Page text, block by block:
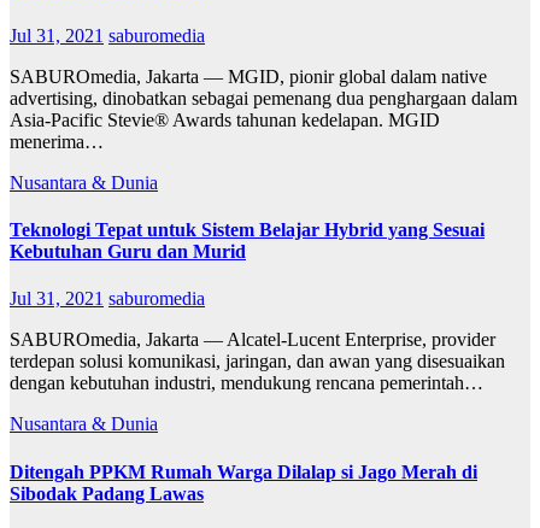
Jul 31, 2021 saburomedia
SABUROmedia, Jakarta — MGID, pionir global dalam native
advertising, dinobatkan sebagai pemenang dua penghargaan dalam
Asia-Pacific Stevie® Awards tahunan kedelapan. MGID
menerima…
Nusantara & Dunia
Teknologi Tepat untuk Sistem Belajar Hybrid yang Sesuai
Kebutuhan Guru dan Murid
Jul 31, 2021 saburomedia
SABUROmedia, Jakarta — Alcatel-Lucent Enterprise, provider
terdepan solusi komunikasi, jaringan, dan awan yang disesuaikan
dengan kebutuhan industri, mendukung rencana pemerintah…
Nusantara & Dunia
Ditengah PPKM Rumah Warga Dilalap si Jago Merah di
Sibodak Padang Lawas